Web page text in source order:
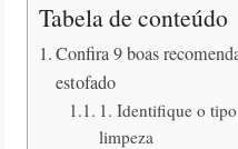
Tabela de conteúdo
Confira 9 boas
estofado
1. Identifique o
limpeza